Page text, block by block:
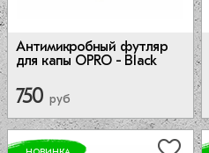
Антимикробный футляр
для капы OPRO - Black
750 руб